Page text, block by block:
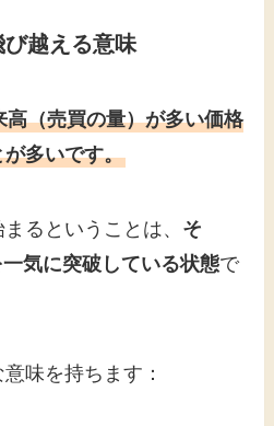
越える意味
（売買の量）が多い価格
多いです。
るということは、 そ
気に突破している状態で
味を持ちます：